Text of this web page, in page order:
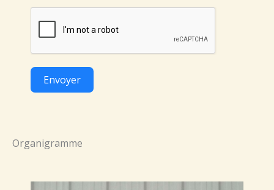
Envoyer
Organigramme